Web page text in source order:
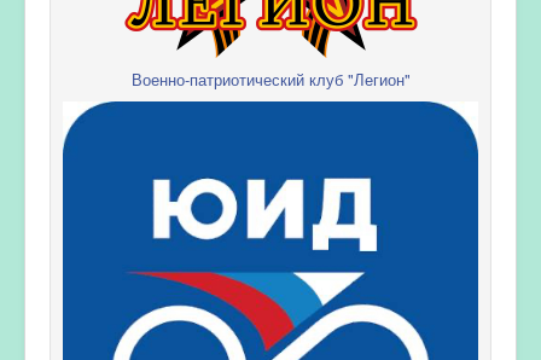
Военно-патриотический клуб "Легион"